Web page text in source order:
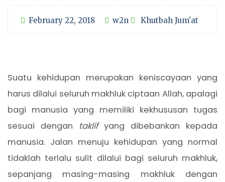
February 22, 2018 w2n Khutbah Jum'at
Suatu kehidupan merupakan keniscayaan yang
harus dilalui seluruh makhluk ciptaan Allah, apalagi
bagi manusia yang memiliki kekhususan tugas
sesuai dengan taklif yang dibebankan kepada
manusia. Jalan menuju kehidupan yang normal
tidaklah terlalu sulit dilalui bagi seluruh makhluk,
sepanjang masing-masing makhluk dengan